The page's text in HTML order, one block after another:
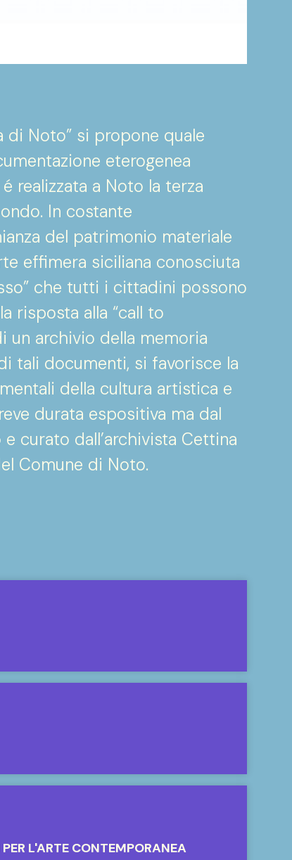
di Noto” si propone quale
eterogenea
realizzata a Noto la terza
In costante
del patrimonio materiale
effimera siciliana conosciuta
che tutti i cittadini possono
risposta alla “call to
un archivio della memoria
tali documenti, si favorisce la
della cultura artistica e
durata espositiva ma dal
curato dall’archivista Cettina
Comune di Noto.
L'ARTE CONTEMPORANEA